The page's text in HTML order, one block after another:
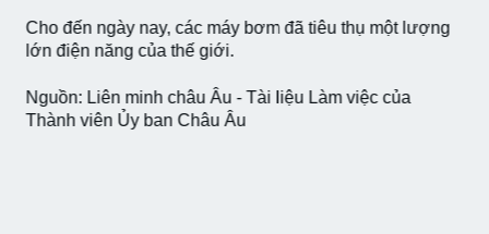
Cho đến ngày nay, các máy bơm đã tiêu thụ một lượng
lớn điện năng của thế giới.
Nguồn: Liên minh châu Âu - Tài liệu Làm việc của
Thành viên Ủy ban Châu Âu